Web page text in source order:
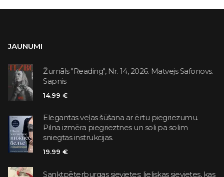
JAUNUMI
Žurnāls "Reading", Nr. 14, 2026. Matvejs Safonovs.
Sapnis
14.99 €
Elegantas veļas šūšana ar ērtu piegriezumu.
Pilna izmēra piegrieztnes un soli pa solim
sniegtas instrukcijas.
19.99 €
Sanktpēterburgas sievietes: lieliskas sievietes, kas